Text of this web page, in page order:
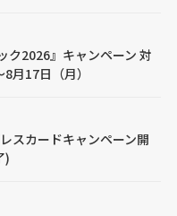
ク2026』キャンペーン 対
月17日（月）
スカードキャンペーン開
)